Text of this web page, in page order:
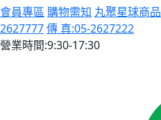
會員專區 購物需知 丸聚星球商品
2627777傳 真:05-2627222
營業時間:9:30-17:30